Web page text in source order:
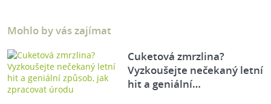
Mohlo by vás zajímat
Cuketová zmrzlina?
Vyzkoušejte nečekaný letní
hit a geniální…